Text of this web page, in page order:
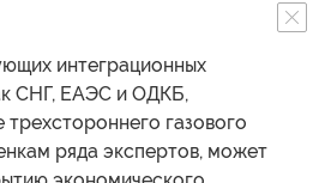
интеграционных
СНГ, ЕАЭС и ОДКБ,
газового
ряда экспертов, может